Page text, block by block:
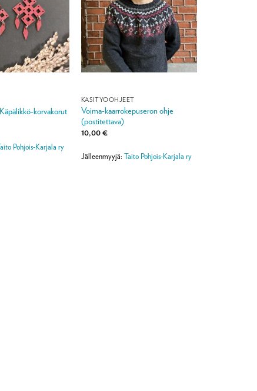
korvakorut
Pohjois-Karjala ry
KÄSITYÖOHJEET
Voima-kaarrokepuseron ohje
(postitettava)
10,00€
Jälleenmyyjä: Taito Pohjois-Karjala ry